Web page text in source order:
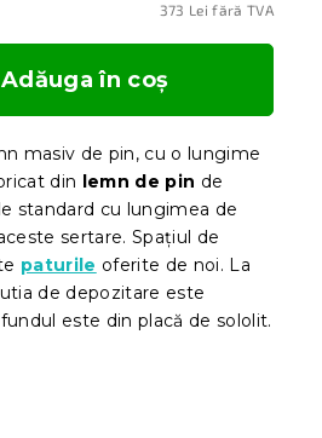
373 Lei fără TVA
preţ:
Adăuga în coş
masiv de pin, cu o lungime
din lemn de pin de
standard cu lungimea de
sertare. Spațiul de
paturile oferite de noi. La
de depozitare este
este din placă de sololit.